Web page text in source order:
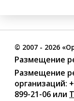
© 2007 - 2026
Размещение
Размещение
организаций:
899-21-06 или